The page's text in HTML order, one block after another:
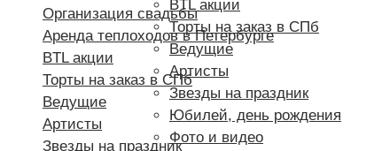
BTL акции
Торты на заказ в СПб
Ведущие
Артисты
Звезды на праздник
Юбилей, день рождения
Фото и видео
Организация свадьбы
Аренда теплоходов в Петербурге
BTL акции
Торты на заказ в СПб
Ведущие
Артисты
Звезды на праздник